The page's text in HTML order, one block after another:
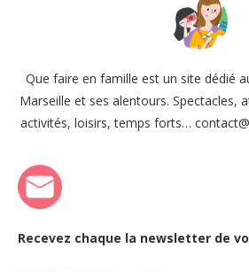
Que faire en famille est un site dédié
Marseille et ses alentours. Spectacles,
activités, loisirs, temps forts…
Recevez chaque la newsletter de